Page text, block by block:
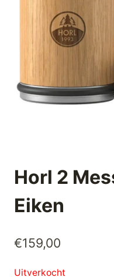
Horl 2
Eiken
€159,00
Uitverkocht